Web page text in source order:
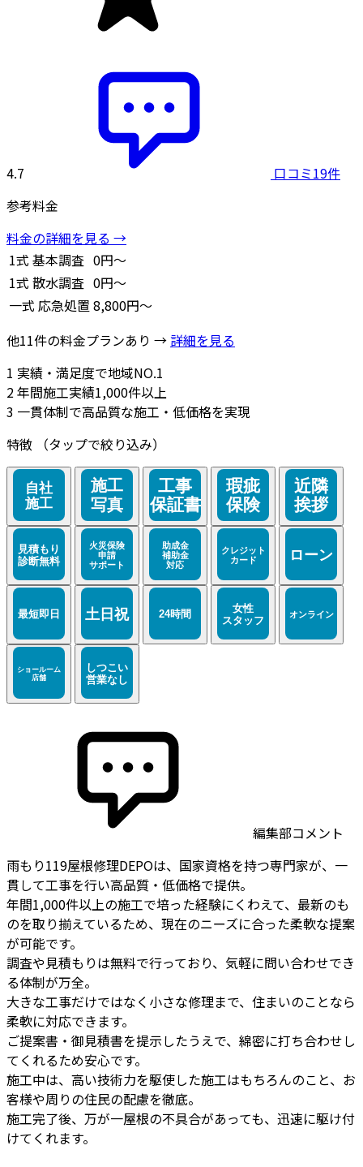
4.7
口コミ19件
参考料金
料金の詳細を見る →
1式 基本調査 0円～
1式 散水調査 0円～
一式 応急処置 8,800円～
他11件の料金プランあり → 詳細を見る
1 実績・満足度で地域NO.1
2年間施工実績1,000件以上
3 一貫体制で高品質な施工・低価格を実現
特徴
（タップで絞り込み）
編集部コメント
雨もり119屋根修理DEPOは、国家資格を持つ専門家が、一
貫して工事を行い高品質・低価格で提供。
年間1,000件以上の施工で培った経験にくわえて、最新のも
のを取り揃えているため、現在のニーズに合った柔軟な提案
が可能です。
調査や見積もりは無料で行っており、気軽に問い合わせでき
る体制が万全。
大きな工事だけではなく小さな修理まで、住まいのことなら
柔軟に対応できます。
ご提案書・御見積書を提示したうえで、綿密に打ち合わせし
てくれるため安心です。
施工中は、高い技術力を駆使した施工はもちろんのこと、お
客様や周りの住民の配慮を徹底。
施工完了後、万が一屋根の不具合があっても、迅速に駆け付
けてくれます。